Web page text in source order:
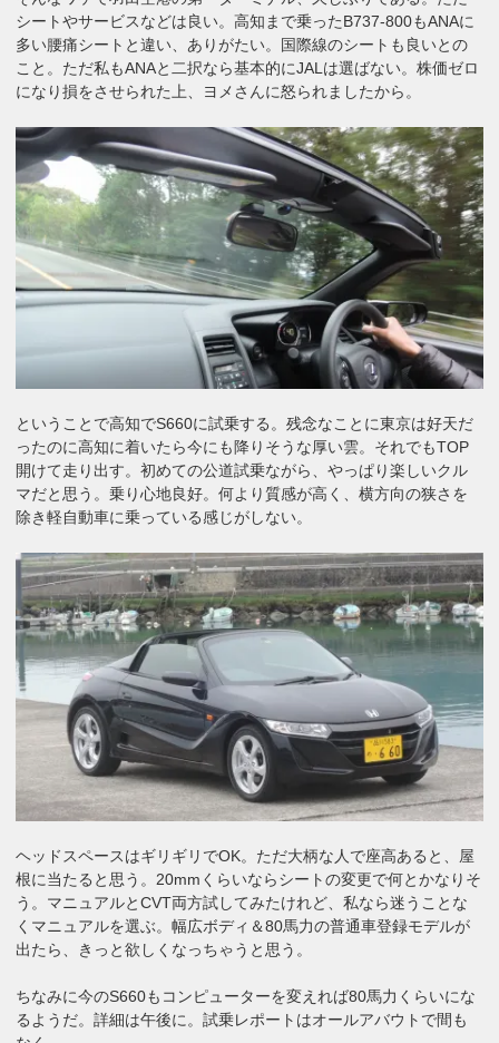
シートやサービスなどは良い。高知まで乗ったB737-800もANAに
多い腰痛シートと違い、ありがたい。国際線のシートも良いとの
こと。ただ私もANAと二択なら基本的にJALは選ばない。株価ゼロ
になり損をさせられた上、ヨメさんに怒られましたから。
ということで高知でS660に試乗する。残念なことに東京は好天だ
ったのに高知に着いたら今にも降りそうな厚い雲。それでもTOP
開けて走り出す。初めての公道試乗ながら、やっぱり楽しいクル
マだと思う。乗り心地良好。何より質感が高く、横方向の狭さを
除き軽自動車に乗っている感じがしない。
ヘッドスペースはギリギリでOK。ただ大柄な人で座高あると、屋
根に当たると思う。20mmくらいならシートの変更で何とかなりそ
う。マニュアルとCVT両方試してみたけれど、私なら迷うことな
くマニュアルを選ぶ。幅広ボディ＆80馬力の普通車登録モデルが
出たら、きっと欲しくなっちゃうと思う。
ちなみに今のS660もコンピューターを変えれば80馬力くらいにな
るようだ。詳細は午後に。試乗レポートはオールアバウトで間も